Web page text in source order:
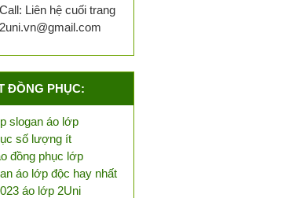
Call: Liên hệ cuối trang
2uni.vn@gmail.com
ĐỒNG PHỤC:
slogan áo lớp
số lượng ít
đồng phục lớp
áo lớp độc hay nhất
áo lớp 2Uni